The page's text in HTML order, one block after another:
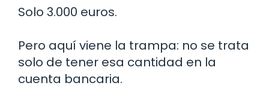
Solo 3.000 euros.
Pero aquí viene la trampa: no se trata
solo de tener esa cantidad en la
cuenta bancaria.